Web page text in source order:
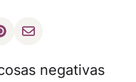
negativas